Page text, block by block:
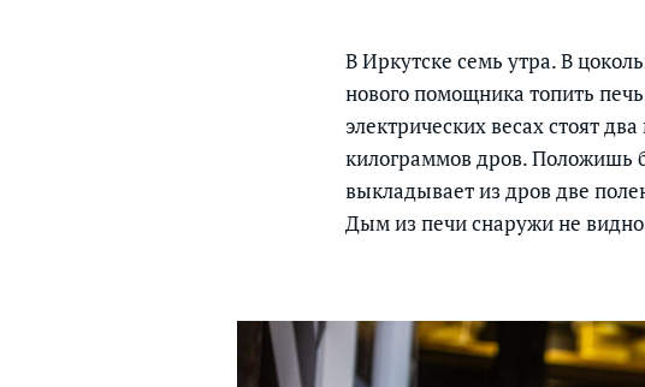
В Иркутске семь утра. В
нового помощника топить
электрических весах стоят
килограммов дров. Положишь
выкладывает из дров две
Дым из печи снаружи не